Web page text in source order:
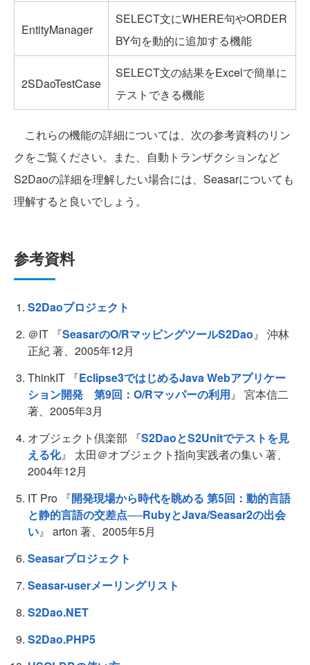
EntityManager
SELECT文にWHERE句やORDER
BY句を動的に追加する機能
2SDaoTestCase
SELECT文の結果をExcelで簡単に
テストできる機能
これらの機能の詳細については、次の参考資料のリン
クをご覧ください。また、自動トランザクションなど
S2Daoの詳細を理解したい場合には、Seasarについても
理解すると良いでしょう。
参考資料
S2Daoプロジェクト
＠IT 『SeasarのO/RマッピングツールS2Dao』 沖林
正紀 著、2005年12月
ThinkIT 『Eclipse3ではじめるJava Webアプリケー
ション開発 第9回：O/Rマッパーの利用』 宮本信二
著、2005年3月
オブジェクト倶楽部 『S2DaoとS2Unitでテストを見
える化』 太田＠オブジェクト指向実践者の集い 著、
2004年12月
IT Pro 『開発現場から時代を眺める 第5回：動的言語
と静的言語の交差点──RubyとJava/Seasar2の出会
い』 arton 著、2005年5月
Seasarプロジェクト
Seasar-userメーリングリスト
S2Dao.NET
S2Dao.PHP5